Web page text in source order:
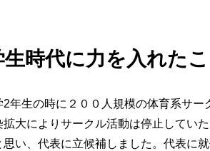
時代に力を入れたこ
2年生の時に２００人規模の体育系サ
拡大によりサークル活動は停止してい
思い、代表に立候補しました。代表に